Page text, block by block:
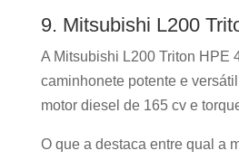
9. Mitsubishi L200
A Mitsubishi L200 Triton HPE
caminhonete potente e
motor diesel de 165 cv e
O que a destaca entre qual a